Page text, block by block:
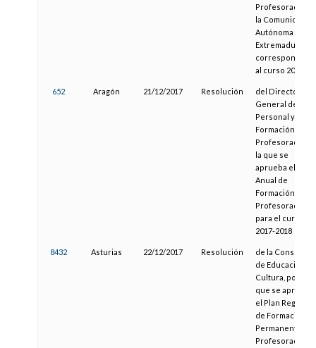
Profesorado de
la Comunidad
Autónoma de
Extremadura
al curso 2017/18
652 Aragón 21/12/2017 Resolución
del Director
General de
Personal y
Formación del
Profesorado
la que se
aprueba el Plan
Anual de
Formación del
Profesorado
para el curso
2017-2018
8432 Asturias 22/12/2017 Resolución
de la Consejería
de Educación y
Cultura, por la
que se aprueba
el Plan Regional
de Formación
Permanente del
Profesorado